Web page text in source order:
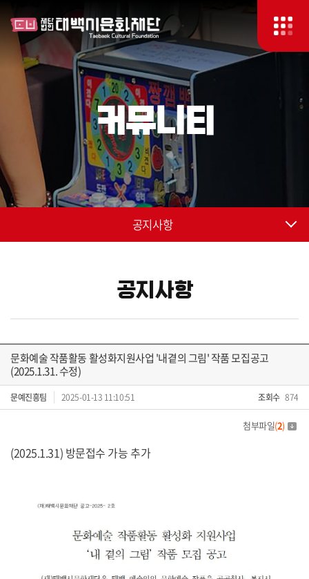
커뮤니티
공지사항
공지사항
문화예술 작품활동 활성화지원사업 '내곁의 그림' 작품 모집공고
(2025.1.31. 수정)
문예진흥팀 2025-01-13 11:10:51 조회수 874
첨부파일(2)
(2025.1.31) 방문접수 가능 추가